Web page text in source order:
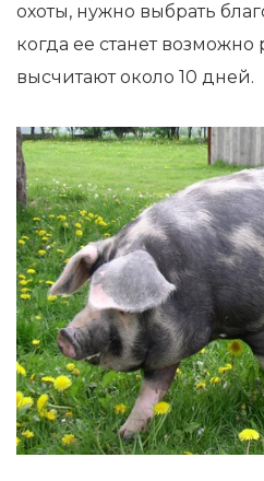
охоты, нужно выбрать
когда ее станет возможно
высчитают около 10 дней.